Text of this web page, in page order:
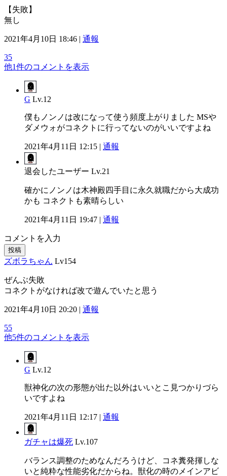
【失敗】
無し
2021年4月10日 18:46 | 通報
35
他1件のコメントを表示
G Lv.12
僕もノンノは改になって使う頻度上がりました MSや
ダメウォがコネクトに行ってないのがいいですよね
2021年4月11日 12:15 | 通報
退会したユーザー Lv.21
確かにノンノは木神殿四手目に永久就職だから大成功
かも コネクトも素晴らしい
2021年4月11日 19:47 | 通報
コメントを入力
投稿
ズボラちゃん Lv154
ぜんぶ失敗
コネクトがなければ改で遊んでいたと思う
2021年4月10日 20:20 | 通報
55
他5件のコメントを表示
G Lv.12
獣神化の次の形態が出た以外はいいとこ見つかりづら
いですよね
2021年4月11日 12:17 | 通報
ガチャは爆死 Lv.107
バランス調整のためなんだろうけど、コネ糞発揮しな
いと純粋な性能劣化だからね。獣化の時のメインアビ